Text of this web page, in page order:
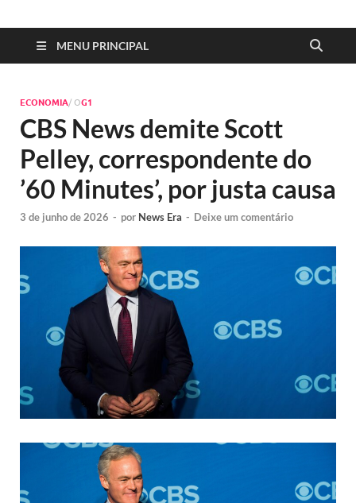
MENU PRINCIPAL
ECONOMIA/ OG1
CBS News demite Scott
Pelley, correspondente do
’60 Minutes’, por justa causa
3 de junho de 2026 - por News Era - Deixe um comentário